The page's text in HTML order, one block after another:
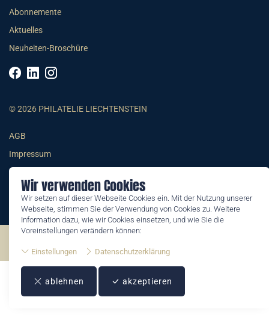
Wir verwenden Cookies
Wir setzen auf dieser Webseite Cookies ein. Mit der Nutzung unserer
Webseite, stimmen Sie der Verwendung von Cookies zu. Weitere
Information dazu, wie wir Cookies einsetzen, und wie Sie die
Voreinstellungen verändern können:
Einstellungen Datenschutzerklärung
ablehnen akzeptieren
Abonnemente
Aktuelles
Neuheiten-Broschüre
© 2026 PHILATELIE LIECHTENSTEIN
AGB
Impressum
Datenschutzerklärung